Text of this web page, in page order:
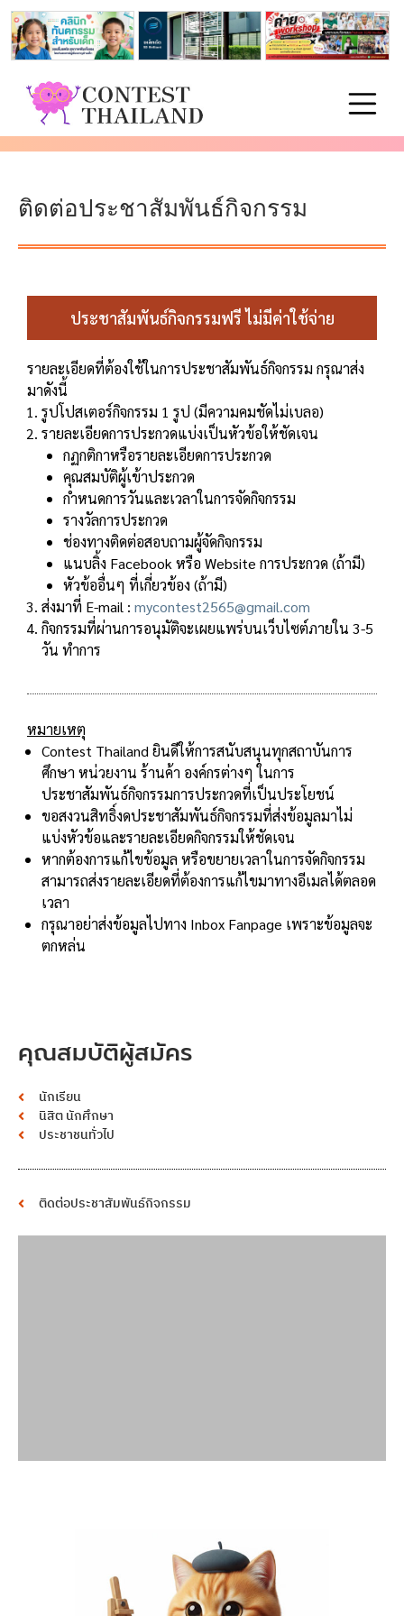
ติดต่อประชาสัมพันธ์กิจกรรม
ประชาสัมพันธ์กิจกรรมฟรี ไม่มีค่าใช้จ่าย
รายละเอียดที่ต้องใช้ในการประชาสัมพันธ์กิจกรรม กรุณาส่ง
มาดังนี้
รูปโปสเตอร์กิจกรรม 1 รูป (มีความคมชัดไม่เบลอ)
รายละเอียดการประกวดแบ่งเป็นหัวข้อให้ชัดเจน
กฏกติกาหรือรายละเอียดการประกวด
คุณสมบัติผู้เข้าประกวด
กำหนดการวันและเวลาในการจัดกิจกรรม
รางวัลการประกวด
ช่องทางติดต่อสอบถามผู้จัดกิจกรรม
แนบลิ้ง Facebook หรือ Website การประกวด (ถ้ามี)
หัวข้ออื่นๆ ที่เกี่ยวข้อง (ถ้ามี)
ส่งมาที่ E-mail : mycontest2565@gmail.com
กิจกรรมที่ผ่านการอนุมัติจะเผยแพร่บนเว็บไซต์ภายใน 3-5
วัน ทำการ
หมายเหตุ
Contest Thailand ยินดีให้การสนับสนุนทุกสถาบันการ
ศึกษา หน่วยงาน ร้านค้า องค์กรต่างๆ ในการ
ประชาสัมพันธ์กิจกรรมการประกวดที่เป็นประโยชน์
ขอสงวนสิทธิ์งดประชาสัมพันธ์กิจกรรมที่ส่งข้อมูลมาไม่
แบ่งหัวข้อและรายละเอียดกิจกรรมให้ชัดเจน
หากต้องการแก้ไขข้อมูล หรือขยายเวลาในการจัดกิจกรรม
สามารถส่งรายละเอียดที่ต้องการแก้ไขมาทางอีเมลได้ตลอด
เวลา
กรุณาอย่าส่งข้อมูลไปทาง Inbox Fanpage เพราะข้อมูลจะ
ตกหล่น
คุณสมบัติผู้สมัคร
นักเรียน
นิสิต นักศึกษา
ประชาชนทั่วไป
ติดต่อประชาสัมพันธ์กิจกรรม